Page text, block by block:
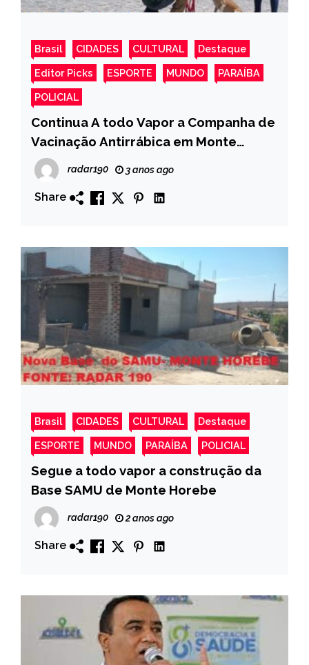
Brasil CIDADES CULTURAL Destaque
Editor Picks ESPORTE MUNDO PARAÍBA
POLICIAL
Continua A todo Vapor a Companha de
Vacinação Antirrábica em Monte
Horebe
radar190 3 anos ago
Share
Brasil CIDADES CULTURAL Destaque
ESPORTE MUNDO PARAÍBA POLICIAL
Segue a todo vapor a construção da
Base SAMU de Monte Horebe
radar190 2 anos ago
Share